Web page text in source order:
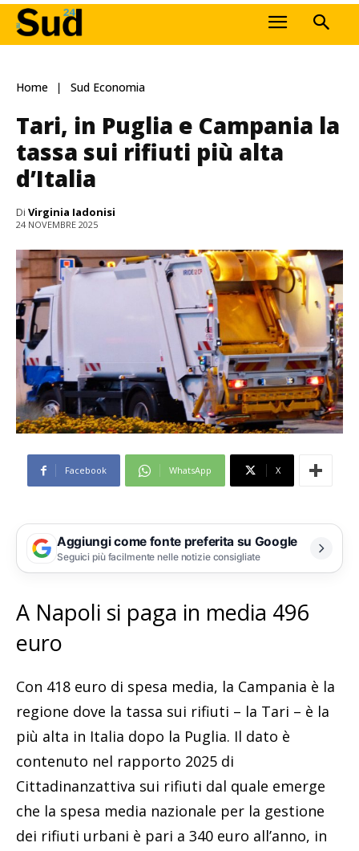
Home Sud Economia
Tari, in Puglia e Campania la
tassa sui rifiuti più alta
d’Italia
Di Virginia Iadonisi
24 NOVEMBRE 2025
Facebook WhatsApp X
Aggiungi come fonte preferita su Google
Seguici più facilmente nelle notizie consigliate
A Napoli si paga in media 496
euro
Con 418 euro di spesa media, la Campania è la
regione dove la tassa sui rifiuti – la Tari – è la
più alta in Italia dopo la Puglia. Il dato è
contenuto nel rapporto 2025 di
Cittadinanzattiva sui rifiuti dal quale emerge
che la spesa media nazionale per la gestione
dei rifiuti urbani è pari a 340 euro all’anno, in